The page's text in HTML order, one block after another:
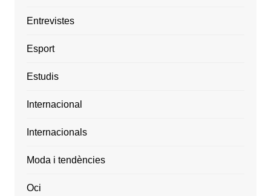
Entrevistes
Esport
Estudis
Internacional
Internacionals
Moda i tendències
Oci